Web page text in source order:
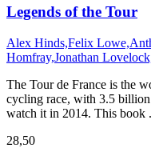
Legends of the Tour
Alex Hinds,Felix
Homfray,Jonathan
The Tour de France is the
cycling race, with 3.5
watch it in 2014. This book
28,50